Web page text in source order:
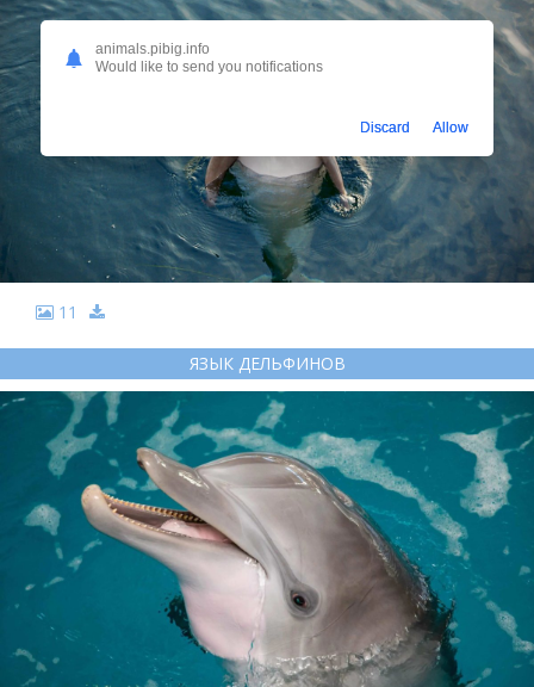
11
ЯЗЫК ДЕЛЬФИНОВ
animals.pibig.info
Would like to send you notifications
Discard Allow